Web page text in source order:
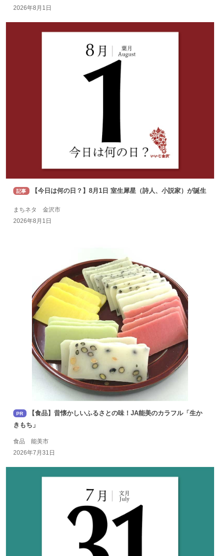
2026年8月1日
記事 【今日は何の日？】8月1日 室生犀星（詩人、小説家）が誕生
まちネタ 金沢市
2026年8月1日
PR
【食品】昔懐かしいふるさとの味！JA能美のカラフル「生か
きもち」
食品 能美市
2026年7月31日